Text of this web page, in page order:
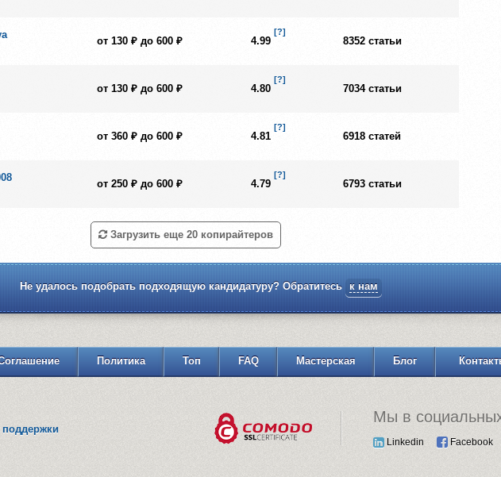
от 130 ₽ до 600 ₽ 4.99
[?]
8352 статьи
от 130 ₽ до 600 ₽ 4.80
[?]
7034 статьи
от 360 ₽ до 600 ₽ 4.81
[?]
6918 статей
от 250 ₽ до 600 ₽ 4.79
[?]
6793 статьи
Загрузить еще 20 копирайтеров
Не удалось подобрать подходящую кандидатуру? Обратитесь к нам
Политика Топ FAQ Мастерская Блог
Мы в
Linkedin Facebook